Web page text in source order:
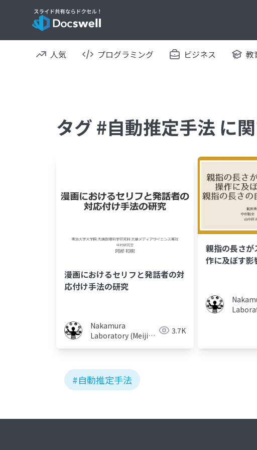
人気 プログラミング ビジネス 教
タグ #自動推定手法 に
漫画におけるセリフと発話者の対
応付け手法の研究
Nakamura
Laboratory (Meiji
3.7K
親指の長さ
作に及ぼす影
#自動推定手法